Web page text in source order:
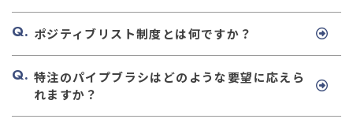
ポジティブリスト制度とは何ですか？
特注のパイプブラシはどのような要望に応えら
れますか？